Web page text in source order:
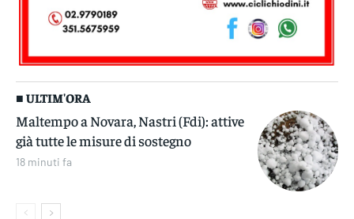
■ ULTIM'ORA
Maltempo a Novara, Nastri (Fdi): attive
già tutte le misure di sostegno
18 minuti fa